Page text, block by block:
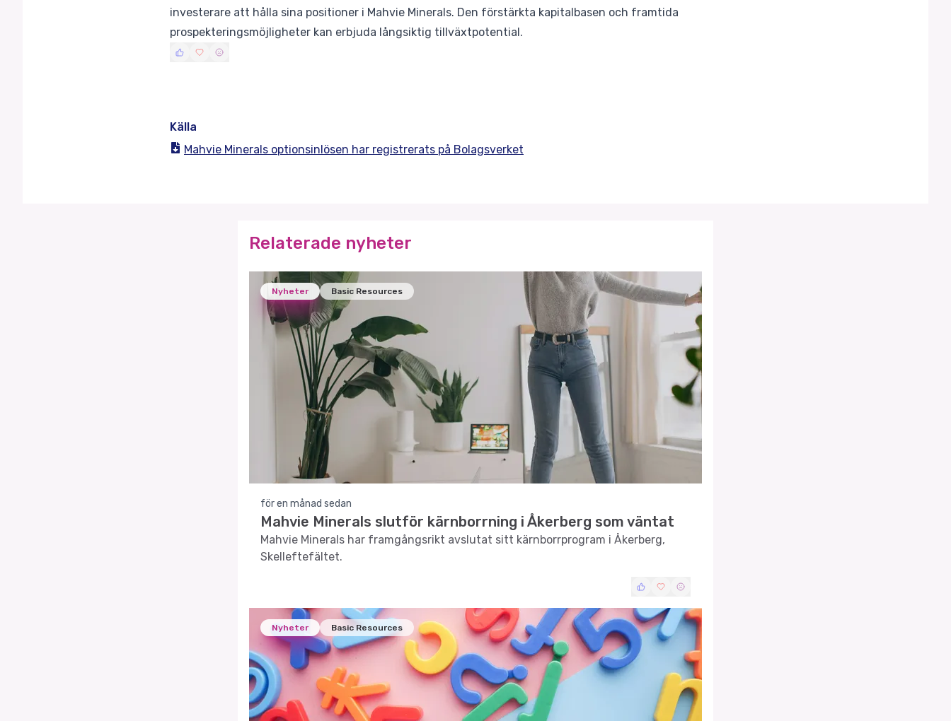
investerare att hålla sina positioner i Mahvie Minerals. Den förstärkta kapitalbasen och framtida
prospekteringsmöjligheter kan erbjuda långsiktig tillväxtpotential.
Källa
Mahvie Minerals optionsinlösen har registrerats på Bolagsverket
Relaterade nyheter
Nyheter Basic Resources
för en månad sedan
Mahvie Minerals slutför kärnborrning i Åkerberg som väntat
Mahvie Minerals har framgångsrikt avslutat sitt kärnborrprogram i Åkerberg,
Skelleftefältet.
Nyheter Basic Resources